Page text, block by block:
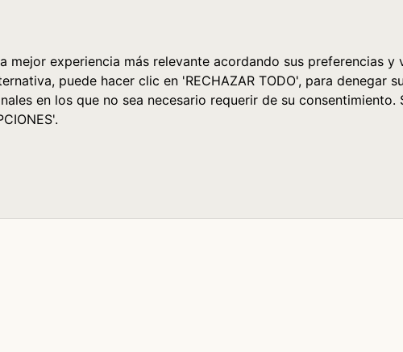
experiencia más relevante acordando sus preferencias y
puede hacer clic en 'RECHAZAR TODO', para denegar
en los que no sea necesario requerir de su